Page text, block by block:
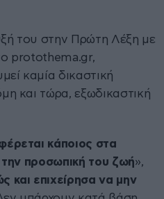
του στην Πρώτη Λέξη με
protothema.gr,
καμία δικαστική
και τώρα, εξωδικαστική
κάποιος στα
την προσωπική του ζωή»,
και επιχείρησα να μην